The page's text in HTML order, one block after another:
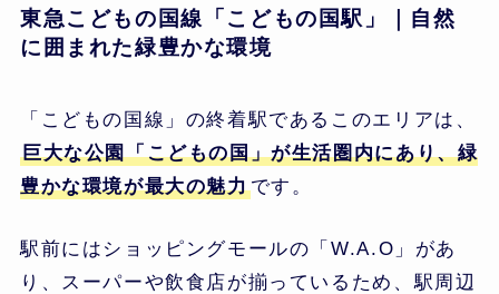
東急こどもの国線「こどもの国駅」｜自然
に囲まれた緑豊かな環境
「こどもの国線」の終着駅であるこのエリアは、
巨大な公園「こどもの国」が生活圏内にあり、緑
豊かな環境が最大の魅力です。
駅前にはショッピングモールの「W.A.O」があ
り、スーパーや飲食店が揃っているため、駅周辺